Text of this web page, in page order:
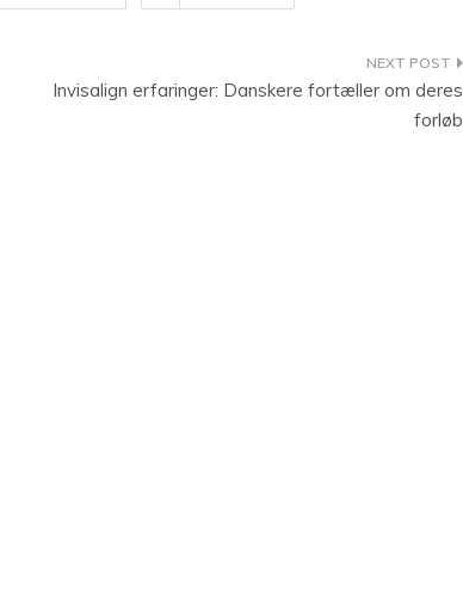
Invisalign erfaringer: Danskere fortæller om deres
forløb